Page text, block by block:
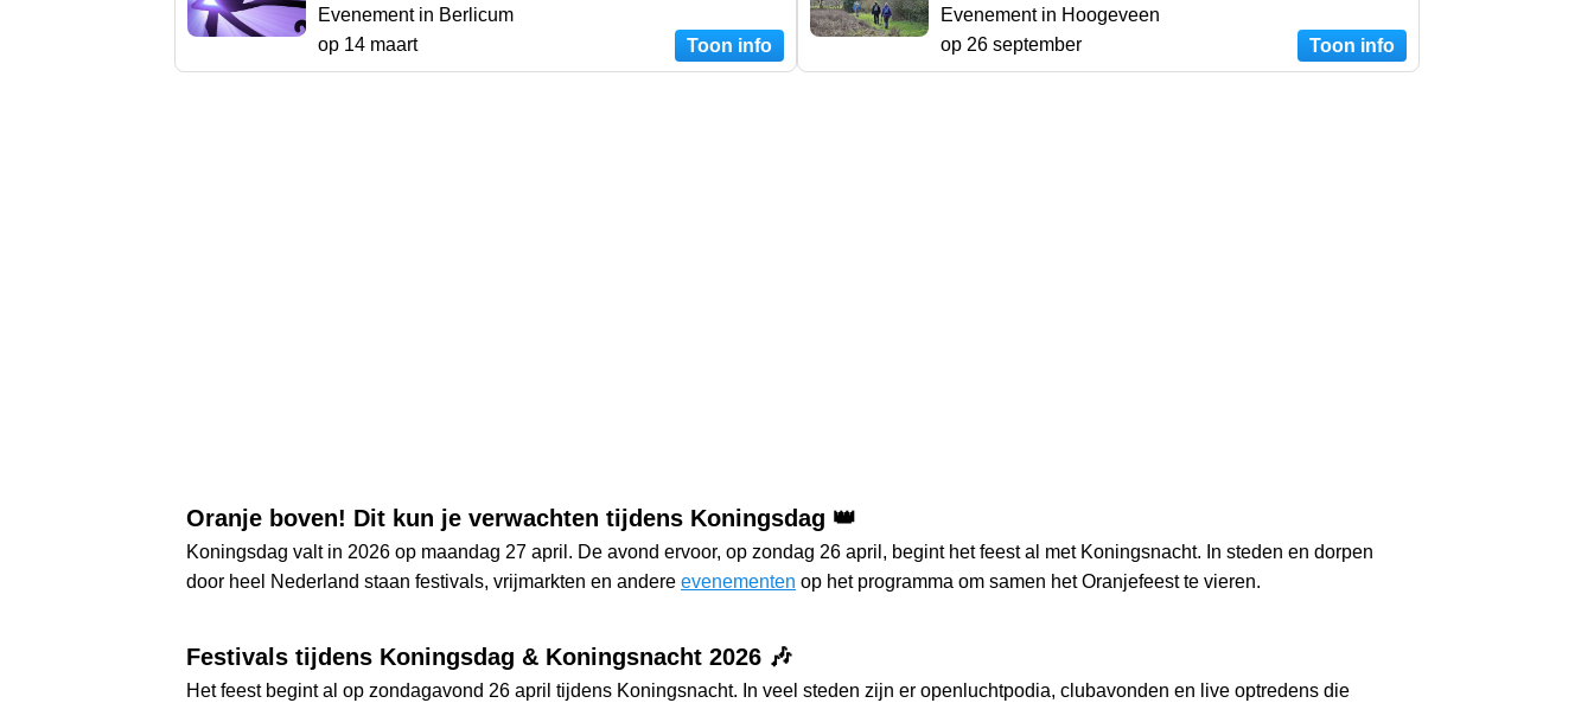
Evenement in Berlicum
op 14 maart
Toon info
Evenement in Hoogeveen
op 26 september
Toon info
Oranje boven! Dit kun je verwachten tijdens Koningsdag 👑
Koningsdag valt in 2026 op maandag 27 april. De avond ervoor, op zondag 26 april, begint het feest al met Koningsnacht. In steden en dorpen
door heel Nederland staan festivals, vrijmarkten en andere evenementen op het programma om samen het Oranjefeest te vieren.
Festivals tijdens Koningsdag & Koningsnacht 2026 🎶
Het feest begint al op zondagavond 26 april tijdens Koningsnacht. In veel steden zijn er openluchtpodia, clubavonden en live optredens die